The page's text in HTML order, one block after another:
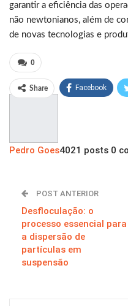
garantir a eficiência das
não newtonianos, além de
de novas tecnologias e
0
Share Facebook
Pedro Goes4021 posts 0
POST ANTERIOR
Desfloculação: o
processo essencial para
a dispersão de
partículas em
suspensão